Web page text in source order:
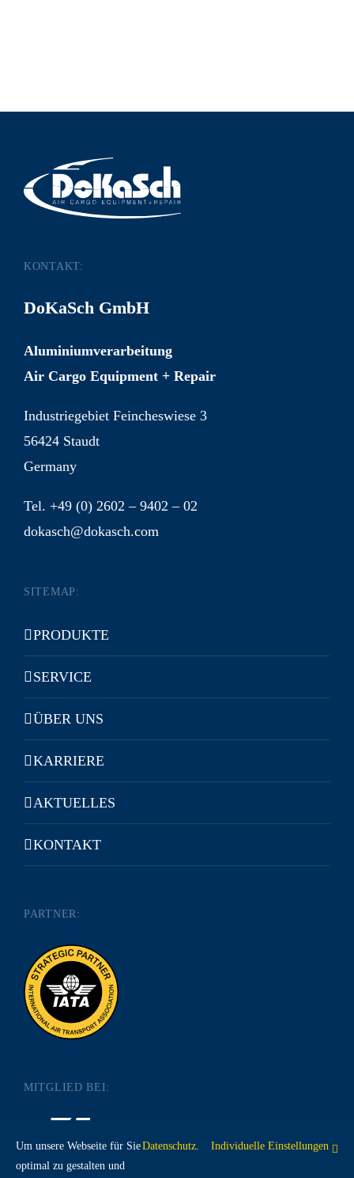
KONTAKT:
DoKaSch GmbH
Aluminiumverarbeitung
Air Cargo Equipment + Repair
Industriegebiet Feincheswiese 3
56424 Staudt
Germany
Tel. +49 (0) 2602 – 9402 – 02
dokasch@dokasch.com
SITEMAP:
PRODUKTE
SERVICE
ÜBER UNS
KARRIERE
AKTUELLES
KONTAKT
PARTNER:
MITGLIED BEI:
Um unsere Webseite für Sie
optimal zu gestalten und
Datenschutz Individuelle Einstellungen